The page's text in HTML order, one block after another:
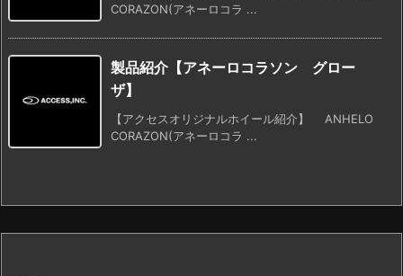
CORAZON(アネーロコラ ...
製品紹介【アネーロコラソン グロー
ザ】
【アクセスオリジナルホイール紹介】 ANHELO
CORAZON(アネーロコラ ...